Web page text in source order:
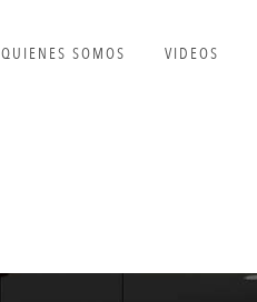
QUIENES SOMOS VIDEOS